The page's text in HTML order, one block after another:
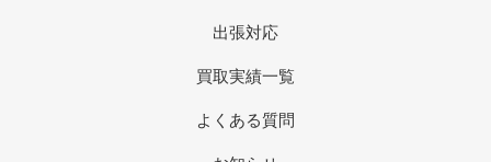
出張対応
買取実績一覧
よくある質問